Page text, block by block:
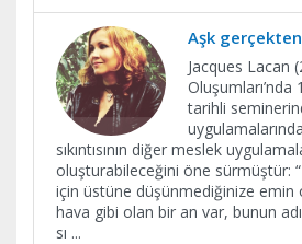
Aşk gerçekten
Jacques Lacan
tarihli
sıkıntısının diğer meslek
oluşturabileceğini öne sürmüştür:
için üstüne düşünmediğinize emin
hava gibi olan bir an var, bunun adı
sı ...